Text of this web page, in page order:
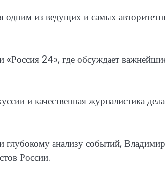
одним из ведущих и самых
«Россия 24», где обсуждает
и качественная журналистика
глубокому анализу событий,
России.